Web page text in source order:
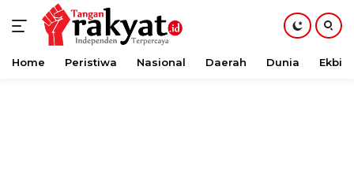
Langsung
Home Peristiwa Nasional Daerah Dunia Ekbis